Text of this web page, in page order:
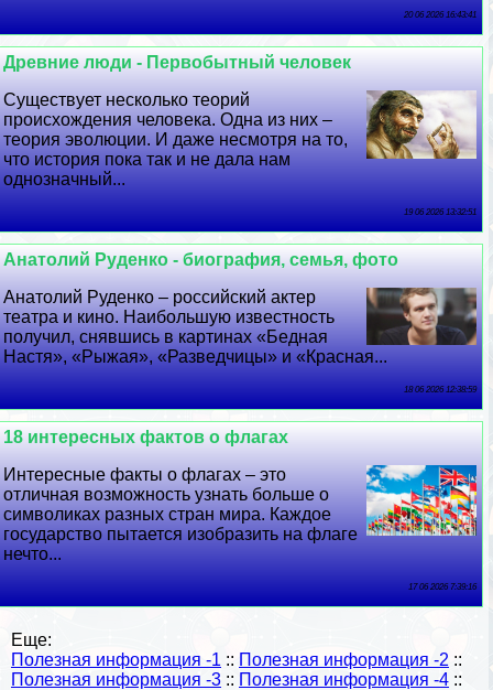
20 06 2026 16:43:41
Древние люди - Первобытный человек
Существует несколько теорий
происхождения человека. Одна из них –
теория эволюции. И даже несмотря на то,
что история пока так и не дала нам
однозначный...
19 06 2026 13:32:51
Анатолий Руденко - биография, семья, фото
Анатолий Руденко – российский актер
театра и кино. Наибольшую известность
получил, снявшись в картинах «Бедная
Настя», «Рыжая», «Разведчицы» и «Красная...
18 06 2026 12:38:59
18 интересных фактов о флагах
Интересные факты о флагах – это
отличная возможность узнать больше о
символиках разных стран мира. Каждое
государство пытается изобразить на флаге
нечто...
17 06 2026 7:39:16
Еще:
Полезная информация -1 :: Полезная информация -2 ::
Полезная информация -3 :: Полезная информация -4 ::